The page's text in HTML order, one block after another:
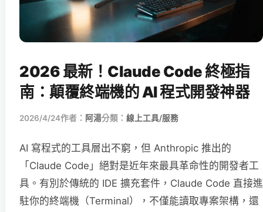
2026 最新！Claude Code 終極指
南：顛覆終端機的 AI 程式開發神器
2026/4/24作者： 阿湯分類： 線上工具/服務
AI 寫程式的工具層出不窮，但 Anthropic 推出的
「Claude Code」絕對是近年來最具革命性的開發者工
具。有別於傳統的 IDE 擴充套件，Claude Code 直接進
駐你的終端機（Terminal），不僅能讀取專案架構，還